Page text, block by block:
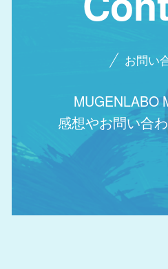
お問い
MUGENLABO
感想やお問い合